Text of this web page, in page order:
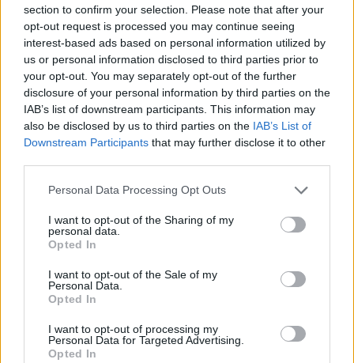
section to confirm your selection. Please note that after your
opt-out request is processed you may continue seeing
interest-based ads based on personal information utilized by
us or personal information disclosed to third parties prior to
your opt-out. You may separately opt-out of the further
disclosure of your personal information by third parties on the
IAB’s list of downstream participants. This information may
also be disclosed by us to third parties on the IAB’s List of
Downstream Participants that may further disclose it to other
Please note that this website/app uses one or more Google
not limited to your visit or usage behaviour. You may click to
grant or deny consent to Google and its third-party tags to
use your data for below specified purposes in below Google
consent section.
Personal Data Processing Opt Outs
I want to opt-out of the Sharing of my
personal data.
Opted In
I want to opt-out of the Sale of my
Personal Data.
Opted In
I want to opt-out of processing my
Personal Data for Targeted Advertising.
Opted In
Σημασία Employer Branding